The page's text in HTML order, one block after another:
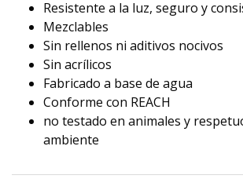
Resistente a la luz, seguro y
Mezclables
Sin rellenos ni aditivos nocivos
Sin acrílicos
Fabricado a base de agua
Conforme con REACH
no testado en animales y
ambiente